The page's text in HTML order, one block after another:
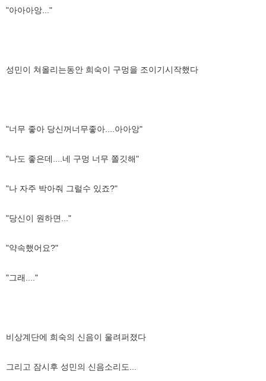
"아아아앙..."
성민이 쳐올리는동안 희숙이 구멍을 조이기시작했다
"너무 좋아 당신꺼너무좋아....아아앙"
"나도 좋은데....네 구멍 너무 쫄깃해"
"나 자주 박아줘 그럴수 있죠?"
"당신이 원하면..."
"약속했어요?"
"그래...."
비상계단에 희숙의 신음이 울려퍼졌다
그리고 잠시후 성민의 신음소리도...